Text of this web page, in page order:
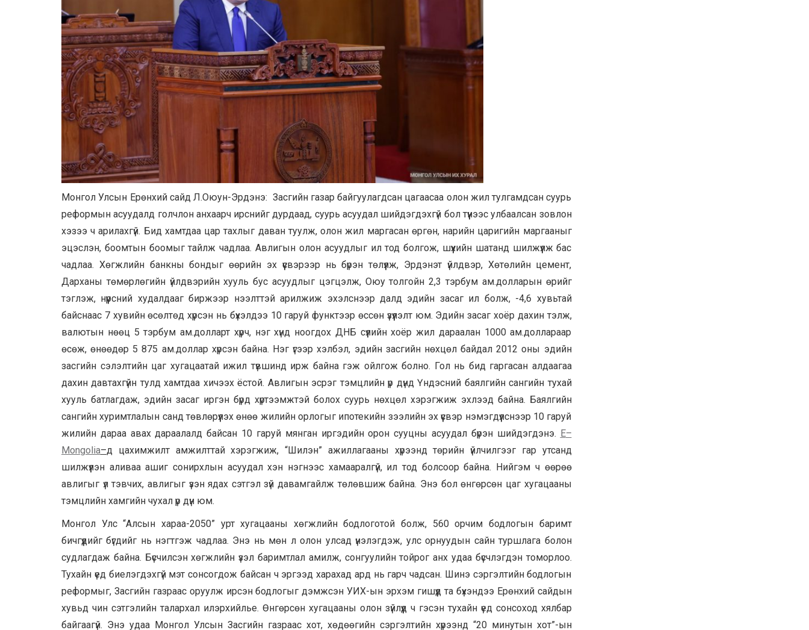
Монгол Улсын Ерөнхий сайд Л.Оюун-Эрдэнэ: Засгийн газар байгуулагдсан цагаасаа олон жил тулгамдсан суурь
реформын асуудалд голчлон анхаарч ирснийг дурдаад, суурь асуудал шийдэгдэхгүй бол түүнээс улбаалсан зовлон
хэзээ ч арилахгүй. Бид хамтдаа цар тахлыг даван туулж, олон жил маргасан өргөн, нарийн царигийн маргааныг
эцэслэн, боомтын боомыг тайлж чадлаа. Авлигын олон асуудлыг ил тод болгож, шүүхийн шатанд шилжүүлж бас
чадлаа. Хөгжлийн банкны бондыг өөрийн эх үүсвэрээр нь бүрэн төлүүлж, Эрдэнэт үйлдвэр, Хөтөлийн цемент,
Дарханы төмөрлөгийн үйлдвэрийн хууль бус асуудлыг цэгцэлж, Оюу толгойн 2,3 тэрбум ам.долларын өрийг
тэглэж, нүүрсний худалдааг биржээр нээлттэй арилжиж эхэлснээр далд эдийн засаг ил болж, -4,6 хувьтай
байснаас 7 хувийн өсөлтөд хүрсэн нь бүхэлдээ 10 гаруй функтээр өссөн үзүүлэлт юм. Эдийн засаг хоёр дахин тэлж,
валютын нөөц 5 тэрбум ам.долларт хүрч, нэг хүнд ноогдох ДНБ сүүлийн хоёр жил дараалан 1000 ам.доллараар
өсөж, өнөөдөр 5 875 ам.доллар хүрсэн байна. Нэг үгээр хэлбэл, эдийн засгийн нөхцөл байдал 2012 оны эдийн
засгийн сэлэлтийн цаг хугацаатай ижил түвшинд ирж байна гэж ойлгож болно. Гол нь бид гаргасан алдаагаа
дахин давтахгүйн тулд хамтдаа хичээх ёстой. Авлигын эсрэг тэмцлийн үр дүнд Үндэсний баялгийн сангийн тухай
хууль батлагдаж, эдийн засаг иргэн бүрд хүртээмжтэй болох суурь нөхцөл хэрэгжиж эхлээд байна. Баялгийн
сангийн хуримтлалын санд төвлөрүүлэх өнөө жилийн орлогыг ипотекийн зээлийн эх үүсвэр нэмэгдүүлснээр 10 гаруй
жилийн дараа авах дараалалд байсан 10 гаруй мянган иргэдийн орон сууцны асуудал бүрэн шийдэгдэнэ. E–
Mongolia–д цахимжилт амжилттай хэрэгжиж, “Шилэн” ажиллагааны хүрээнд төрийн үйлчилгээг гар утсанд
шилжүүлэн аливаа ашиг сонирхлын асуудал хэн нэгнээс хамааралгүй, ил тод болсоор байна. Нийгэм ч өөрөө
авлигыг үл тэвчих, авлигыг үзэн ядах сэтгэл зүй давамгайлж төлөвшиж байна. Энэ бол өнгөрсөн цаг хугацааны
тэмцлийн хамгийн чухал үр дүн юм.
Монгол Улс “Алсын хараа-2050” урт хугацааны хөгжлийн бодлоготой болж, 560 орчим бодлогын баримт
бичгүүдийг бүгдийг нь нэгтгэж чадлаа. Энэ нь мөн л олон улсад үнэлэгдэж, улс орнуудын сайн туршлага болон
судлагдаж байна. Бүсчилсэн хөгжлийн үзэл баримтлал амилж, сонгуулийн тойрог анх удаа бүсчлэгдэн томорлоо.
Тухайн үед биелэгдэхгүй мэт сонсогдож байсан ч эргээд харахад ард нь гарч чадсан. Шинэ сэргэлтийн бодлогын
реформыг, Засгийн газраас оруулж ирсэн бодлогыг дэмжсэн УИХ-ын эрхэм гишүүд та бүхэндээ Ерөнхий сайдын
хувьд чин сэтгэлийн талархал илэрхийлье. Өнгөрсөн хугацааны олон зүйлүүд ч гэсэн тухайн үед сонсоход хялбар
байгаагүй. Энэ удаа Монгол Улсын Засгийн газраас хот, хөдөөгийн сэргэлтийн хүрээнд “20 минутын хот”-ын